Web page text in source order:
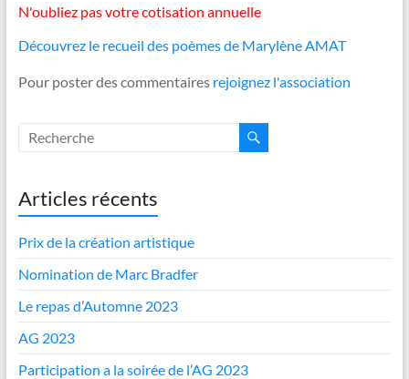
N'oubliez pas votre cotisation annuelle
Découvrez le recueil des poèmes de Marylène AMAT
Pour poster des commentaires rejoignez l'association
Articles récents
Prix de la création artistique
Nomination de Marc Bradfer
Le repas d’Automne 2023
AG 2023
Participation a la soirée de l’AG 2023